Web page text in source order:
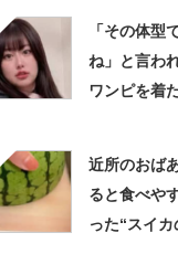
「その体型
ね」と言わ
ワンピを
近所のおば
ると食べや
った“スイ